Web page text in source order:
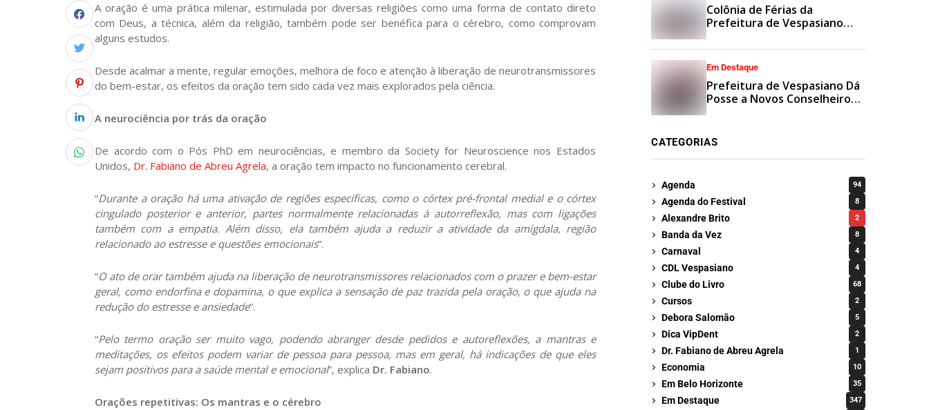
A oração é uma prática milenar, estimulada por diversas religiões como uma forma de contato direto
com Deus, a técnica, além da religião, também pode ser benéfica para o cérebro, como comprovam
alguns estudos.
Desde acalmar a mente, regular emoções, melhora de foco e atenção à liberação de neurotransmissores
do bem-estar, os efeitos da oração tem sido cada vez mais explorados pela ciência.
A neurociência por trás da oração
De acordo com o Pós PhD em neurociências, e membro da Society for Neuroscience nos Estados
Unidos, Dr. Fabiano de Abreu Agrela, a oração tem impacto no funcionamento cerebral.
“Durante a oração há uma ativação de regiões específicas, como o córtex pré-frontal medial e o córtex
cingulado posterior e anterior, partes normalmente relacionadas à autorreflexão, mas com ligações
também com a empatia. Além disso, ela também ajuda a reduzir a atividade da amígdala, região
relacionado ao estresse e questões emocionais”.
“O ato de orar também ajuda na liberação de neurotransmissores relacionados com o prazer e bem-estar
geral, como endorfina e dopamina, o que explica a sensação de paz trazida pela oração, o que ajuda na
redução do estresse e ansiedade”.
“Pelo termo oração ser muito vago, podendo abranger desde pedidos e autoreflexões, a mantras e
meditações, os efeitos podem variar de pessoa para pessoa, mas em geral, há indicações de que eles
sejam positivos para a saúde mental e emocional”, explica Dr. Fabiano.
Orações repetitivas: Os mantras e o cérebro
Colônia de Férias da
Prefeitura de Vespasiano
Esporte e Lazer
Em Destaque
Prefeitura de Vespasiano Dá
Posse a Novos Conselheiros
CATEGORIAS
Agenda 94
Agenda do Festival 8
Alexandre Brito 2
Banda da Vez 8
Carnaval 4
CDL Vespasiano 4
Clube do Livro 68
Cursos 2
Debora Salomão 5
Dica VipDent 2
Dr. Fabiano de Abreu Agrela 1
Economia 10
Em Belo Horizonte 35
Em Destaque 347